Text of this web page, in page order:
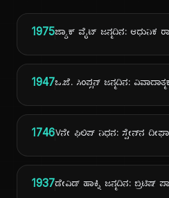
1975ಜ್ಯಾಕ್ ವೈಟ್ ಜನ್ಮದಿನ: ಆಧುನಿಕ
1947ಒ.ಜೆ. ಸಿಂಪ್ಸನ್ ಜನ್ಮದಿನ:
1746Vನೇ ಫಿಲಿಪ್ ನಿಧನ: ಸ್ಪೇನ್‌ನ
1937ಡೇವಿಡ್ ಹಾಕ್ನಿ ಜನ್ಮದಿನ: ಬ್ರಿಟಿಷ್